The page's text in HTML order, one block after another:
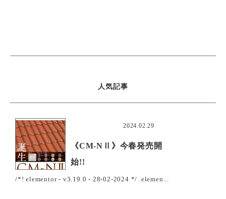
人気記事
2024.02.29
《CM-NⅡ》今春発売開
始!!
/*! elementor - v3.19.0 - 28-02-2024 */ .elemen...